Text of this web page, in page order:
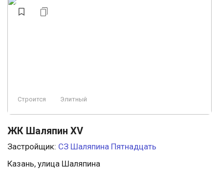
Строится Элитный
ЖК Шаляпин XV
Застройщик: СЗ Шаляпина Пятнадцать
Казань, улица Шаляпина